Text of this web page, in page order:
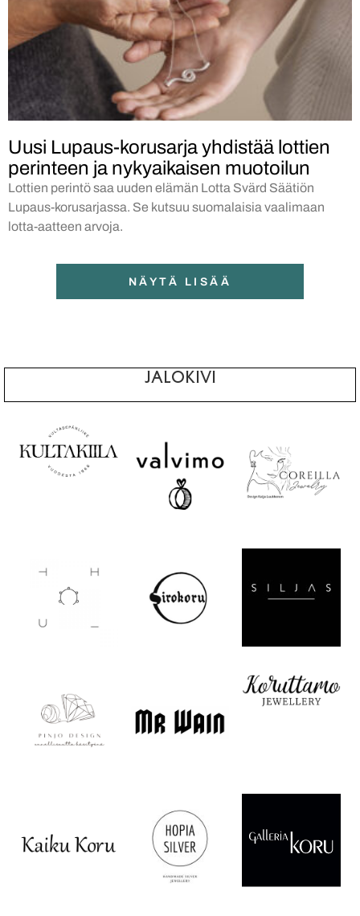
Uusi Lupaus-korusarja yhdistää lottien
perinteen ja nykyaikaisen muotoilun
Lottien perintö saa uuden elämän Lotta Svärd Säätiön
Lupaus-korusarjassa. Se kutsuu suomalaisia vaalimaan
lotta-aatteen arvoja.
NÄYTÄ LISÄÄ
JALOKIVI